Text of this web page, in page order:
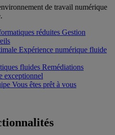
de travail numérique
réduites Gestion
Expérience numérique fluide
fluides Remédiations
exceptionnel
Vous êtes prêt à vous